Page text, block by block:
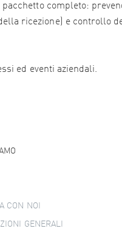
completo:
ricezione) e controllo
ed eventi aziendali.
CON NOI
GENERALI